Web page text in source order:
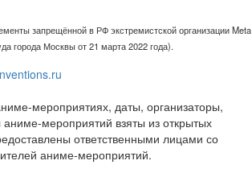
запрещённой в РФ экстремистской организации Meta
города Москвы от 21 марта 2022 года).
мероприятиях, даты, организаторы,
аниме-мероприятий взяты из открытых
ответственными лицами со
аниме-мероприятий.